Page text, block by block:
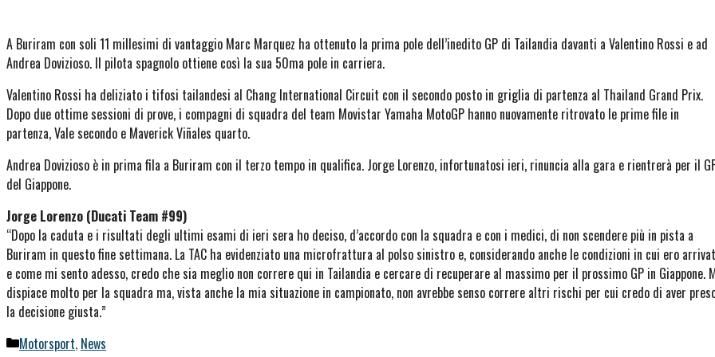
A Buriram con soli 11 millesimi di vantaggio Marc Marquez ha ottenuto la prima pole dell’inedito GP di Tailandia davanti a Valentino Rossi e ad
Andrea Dovizioso. Il pilota spagnolo ottiene così la sua 50ma pole in carriera.
Valentino Rossi ha deliziato i tifosi tailandesi al Chang International Circuit con il secondo posto in griglia di partenza al Thailand Grand Prix.
Dopo due ottime sessioni di prove, i compagni di squadra del team Movistar Yamaha MotoGP hanno nuovamente ritrovato le prime file in
partenza, Vale secondo e Maverick Viñales quarto.
Andrea Dovizioso è in prima fila a Buriram con il terzo tempo in qualifica. Jorge Lorenzo, infortunatosi ieri, rinuncia alla gara e rientrerà per il
del Giappone.
Jorge Lorenzo (Ducati Team #99)
“Dopo la caduta e i risultati degli ultimi esami di ieri sera ho deciso, d’accordo con la squadra e con i medici, di non scendere più in pista a
Buriram in questo fine settimana. La TAC ha evidenziato una microfrattura al polso sinistro e, considerando anche le condizioni in cui ero
e come mi sento adesso, credo che sia meglio non correre qui in Tailandia e cercare di recuperare al massimo per il prossimo GP in Giappone.
dispiace molto per la squadra ma, vista anche la mia situazione in campionato, non avrebbe senso correre altri rischi per cui credo di aver
la decisione giusta.”
Categorie
Motorsport, News